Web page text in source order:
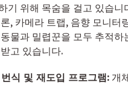
기 위해 목숨을 걸고 있습니
, 카메라 트랩, 음향 모니터
물과 밀렵꾼을 모두 추적하
고 있습니다.
식 및 재도입 프로그램: 개